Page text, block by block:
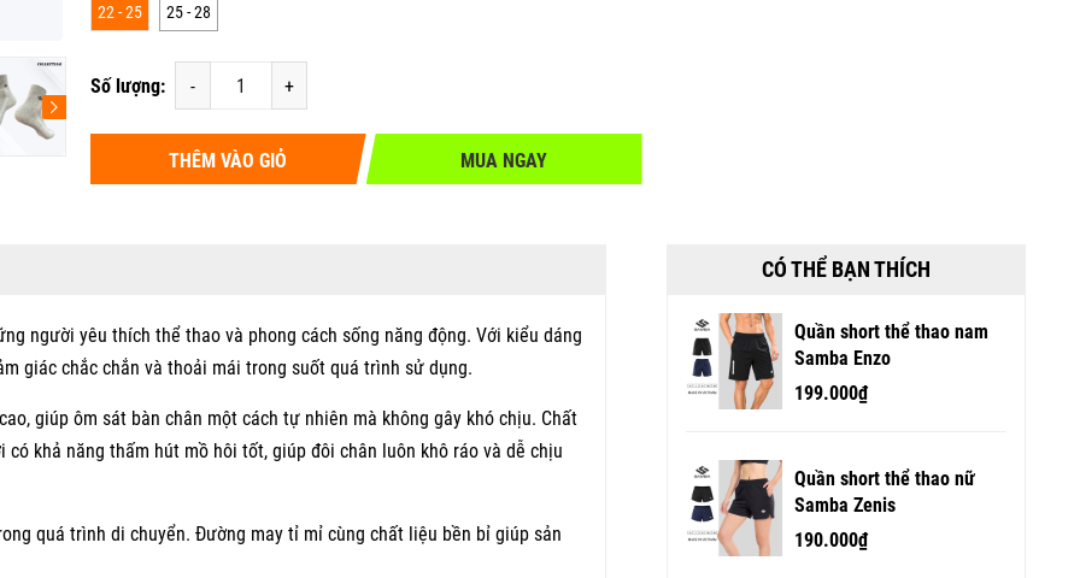
22 - 25 25 - 28
Số lượng: - +
THÊM VÀO GIỎ MUA NGAY
người yêu thích thể thao và phong cách sống năng động. Với kiểu dáng
giác chắc chắn và thoải mái trong suốt quá trình sử dụng.
giúp ôm sát bàn chân một cách tự nhiên mà không gây khó chịu. Chất
khả năng thấm hút mồ hôi tốt, giúp đôi chân luôn khô ráo và dễ chịu
quá trình di chuyển. Đường may tỉ mỉ cùng chất liệu bền bỉ giúp sản
CÓ THỂ BẠN THÍCH
Quần short thể thao nam
Samba Enzo
199.000₫
Quần short thể thao nữ
Samba Zenis
190.000₫